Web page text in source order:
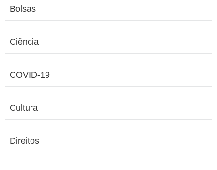
Bolsas
Ciência
COVID-19
Cultura
Direitos